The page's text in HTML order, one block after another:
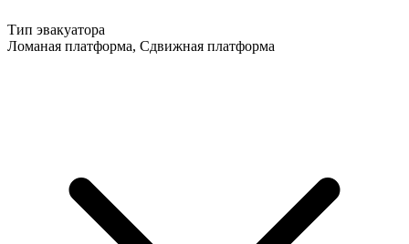
Тип эвакуатора
Ломаная платформа, Сдвижная платформа